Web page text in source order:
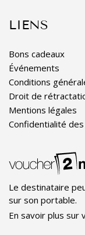
LIENS
Bons cadeaux
Événements
Conditions
Droit de
Mentions légales
Confidentialité
Le destinataire
sur son portable.
En savoir plus sur